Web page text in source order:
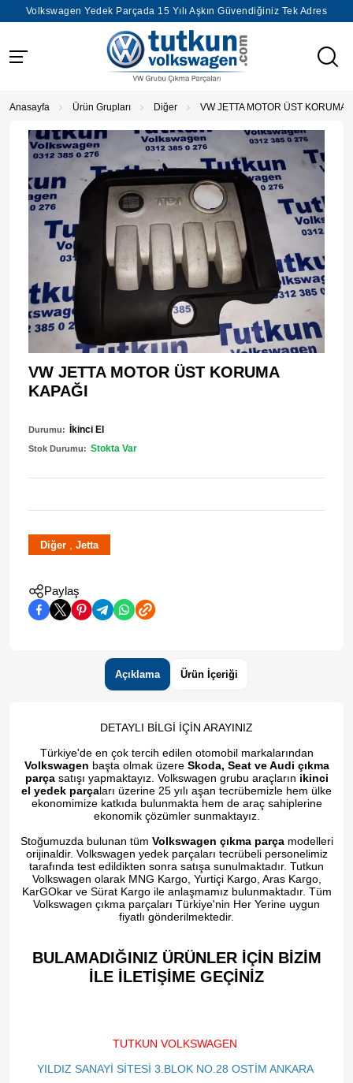
Volkswagen Yedek Parçada 15 Yılı Aşkın Güvendiğiniz Tek Adres
Anasayfa Ürün Grupları Diğer VW JETTA MOTOR ÜST KORUMA
VW JETTA MOTOR ÜST KORUMA
KAPAĞI
Durumu: İkinci El
Stok Durumu: Stokta Var
Diğer Jetta
Paylaş
Açıklama Ürün İçeriği
DETAYLI BİLGİ İÇİN ARAYINIZ
Türkiye'de en çok tercih edilen otomobil markalarından
Volkswagen başta olmak üzere Skoda, Seat ve Audi çıkma
parçasatışı yapmaktayız. Volkswagen grubu araçların ikinci
el yedek parçaları üzerine 25 yılı aşan tecrübemizle hem ülke
ekonomimize katkıda bulunmakta hem de araç sahiplerine
ekonomik çözümler sunmaktayız.
Stoğumuzda bulunan tüm Volkswagen çıkma parçamodelleri
orijinaldir. Volkswagen yedek parçaları tecrübeli personelimiz
tarafında test edildikten sonra satışa sunulmaktadır. Tutkun
Volkswagen olarak MNG Kargo, Yurtiçi Kargo, Aras Kargo,
KarGOkar ve Sürat Kargo ile anlaşmamız bulunmaktadır. Tüm
Volkswagen çıkma parçaları Türkiye'nin Her Yerine uygun
fiyatlı gönderilmektedir.
BULAMADIĞINIZ ÜRÜNLER İÇİN BİZİM
İLE İLETİŞİME GEÇİNİZ​
TUTKUN VOLKSWAGEN
YILDIZ SANAYİ SİTESİ 3.BLOK NO.28 OSTİM ANKARA